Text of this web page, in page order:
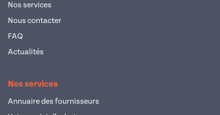
Nos services
Nous contacter
FAQ
Actualités
Nos services
Annuaire des fournisseurs